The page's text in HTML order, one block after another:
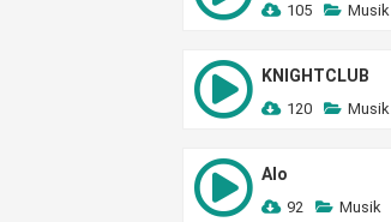
105 Musik
KNIGHTCLUB
120 Musik
Alo
92 Musik